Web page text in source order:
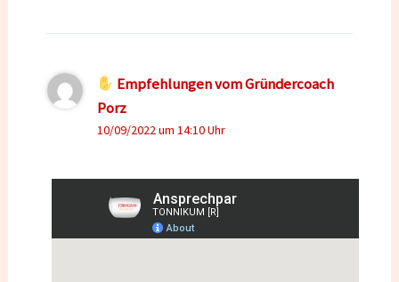
Empfehlungen vom Gründercoach
Porz
10/09/2022 um 14:10 Uhr